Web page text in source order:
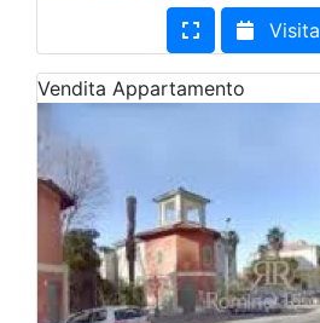
Visita
Vendita Appartamento